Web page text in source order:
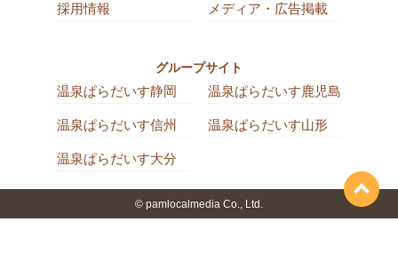
採用情報 メディア・広告掲載
グループサイト
温泉ぱらだいす静岡 温泉ぱらだいす鹿児島
温泉ぱらだいす信州 温泉ぱらだいす山形
温泉ぱらだいす大分
© pamlocalmedia Co., Ltd.